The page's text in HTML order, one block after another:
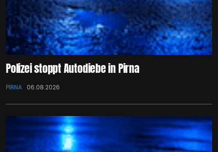
Polizei stoppt Autodiebe in Pirna
PIRNA 06.08.2026